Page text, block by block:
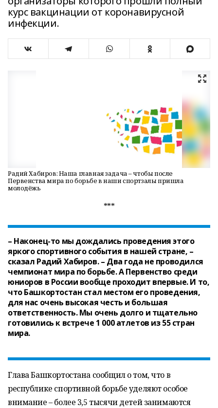
курс вакцинации от коронавирусной
инфекции.
Радий Хабиров: Наша главная задача – чтобы после
Первенства мира по борьбе в наши спортзалы пришла
молодёжь
***
– Наконец-то мы дождались проведения этого
яркого спортивного события в нашей стране, –
сказал Радий Хабиров. – Два года не проводился
чемпионат мира по борьбе. А Первенство среди
юниоров в России вообще проходит впервые. И то,
что Башкортостан стал местом его проведения,
для нас очень высокая честь и большая
ответственность. Мы очень долго и тщательно
готовились к встрече 1 000 атлетов из 55 стран
мира.
Глава Башкортостана сообщил о том, что в
республике спортивной борьбе уделяют особое
внимание – более 3,5 тысячи детей занимаются